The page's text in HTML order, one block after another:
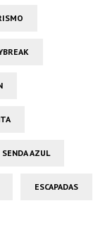
SENDA AZUL
ESCAPADAS